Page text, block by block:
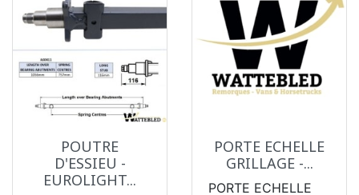
POUTRE
D'ESSIEU -
EUROLIGHT...
PORTE ECHELLE
GRILLAGE -...
PORTE ECHELLE